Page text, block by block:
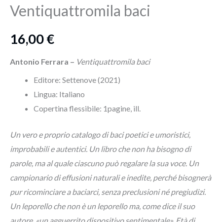
Ventiquattromila baci
16,00€
Antonio Ferrara – Ventiquattromila baci
Editore: Settenove (2021)
Lingua:‎ Italiano
Copertina flessibile: 1pagine, ill.
Un vero e proprio catalogo di baci poetici e umoristici,
improbabili e autentici. Un libro che non ha bisogno di
parole, ma al quale ciascuno può regalare la sua voce. Un
campionario di effusioni naturali e inedite, perché bisognerà
pur ricominciare a baciarci, senza preclusioni né pregiudizi.
Un leporello che non è un leporello ma, come dice il suo
autore, «un agguerrito dispositivo sentimentale». Età di